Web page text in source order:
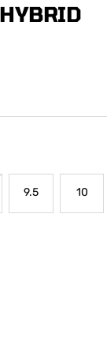
9.5 10